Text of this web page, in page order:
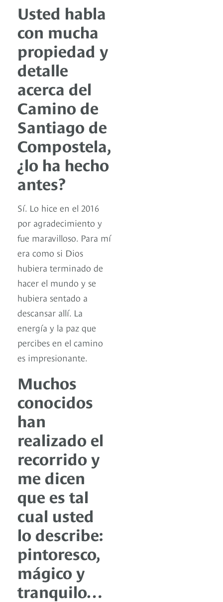
Usted habla
con mucha
propiedad y
detalle
acerca del
Camino de
Santiago de
Compostela,
¿lo ha hecho
antes?
Sí. Lo hice en el 2016
por agradecimiento y
fue maravilloso. Para mí
era como si Dios
hubiera terminado de
hacer el mundo y se
hubiera sentado a
descansar allí. La
energía y la paz que
percibes en el camino
es impresionante.
Muchos
conocidos
han
realizado el
recorrido y
me dicen
que es tal
cual usted
lo describe:
pintoresco,
mágico y
tranquilo…